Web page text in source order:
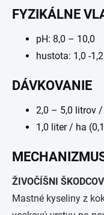
FYZIKÁLNE
pH: 8,0 – 10,0
hustota: 1,0 -
DÁVKOVANIE
2,0 – 5,0 litrov /
1,0 liter / ha
ŽIVOČÍŠNI
Mastné kyseliny z